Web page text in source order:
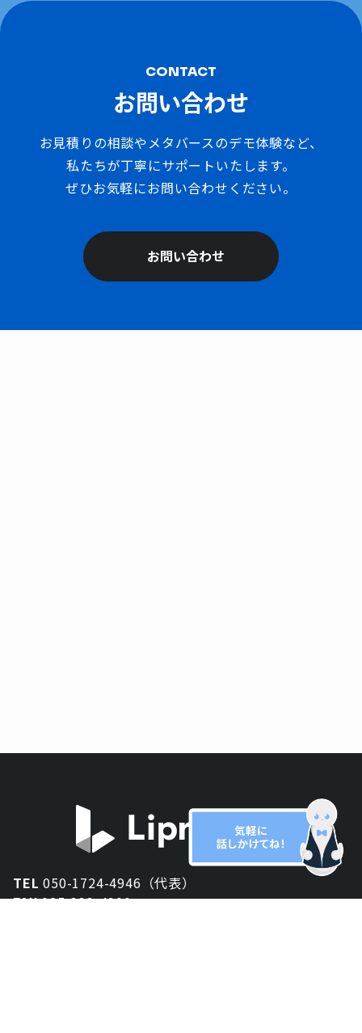
CONTACT
お問い合わせ
お見積りの相談やメタバースのデモ体験など、
私たちが丁寧にサポートいたします。
ぜひお気軽にお問い合わせください。
お問い合わせ
TEL050-1724-4946（代表）
FAX025-333-4900